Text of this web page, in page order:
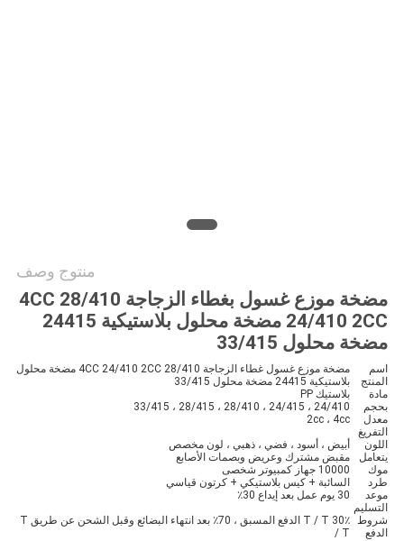
منتوج وصف
مضخة موزع غسول بغطاء الزجاجة 28/410 4CC
24/410 2CC مضخة محلول بلاستيكية 24415
مضخة محلول 33/415
اسم
المنتج
مضخة موزع غسول غطاء الزجاجة 28/410 4CC 24/410 2CC مضخة محلول
بلاستيكية 24415 مضخة محلول 33/415
مادة
بلاستيك PP
بحجم
24/410 ، 24/415 ، 28/410 ، 28/415 ، 33/415
معدل
التفريغ
2cc ، 4cc
اللون
أبيض ، أسود ، فضي ، ذهبي ، لون مخصص
يتعامل
مقبض مشترك وعريض وبصمات الأصابع
موك
10000 جهاز كمبيوتر شخصى
طرد
السائبة + كيس بلاستيكي + كرتون قياسي
موعد
التسليم
30 يوم عمل بعد إيداع 30٪
شروط
الدفع
T / T 30٪ الدفع المسبق ، 70٪ بعد انتهاء البضائع وقبل الشحن عن طريق T
/ T